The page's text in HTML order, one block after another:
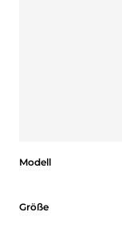
Modell
Größe